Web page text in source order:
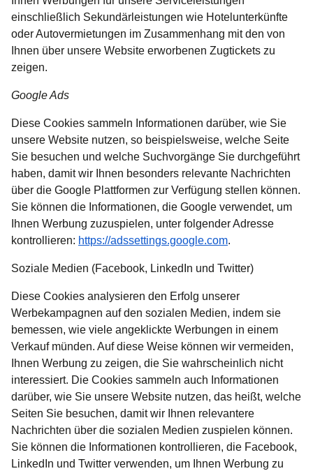
einschließlich Sekundärleistungen wie Hotelunterkünfte
oder Autovermietungen im Zusammenhang mit den von
Ihnen über unsere Website erworbenen Zugtickets zu
zeigen.
Google Ads
Diese Cookies sammeln Informationen darüber, wie Sie
unsere Website nutzen, so beispielsweise, welche Seite
Sie besuchen und welche Suchvorgänge Sie durchgeführt
haben, damit wir Ihnen besonders relevante Nachrichten
über die Google Plattformen zur Verfügung stellen können.
Sie können die Informationen, die Google verwendet, um
Ihnen Werbung zuzuspielen, unter folgender Adresse
kontrollieren: https://adssettings.google.com(.
Soziale Medien (Facebook, LinkedIn und Twitter)
Diese Cookies analysieren den Erfolg unserer
Werbekampagnen auf den sozialen Medien, indem sie
bemessen, wie viele angeklickte Werbungen in einem
Verkauf münden. Auf diese Weise können wir vermeiden,
Ihnen Werbung zu zeigen, die Sie wahrscheinlich nicht
interessiert. Die Cookies sammeln auch Informationen
darüber, wie Sie unsere Website nutzen, das heißt, welche
Seiten Sie besuchen, damit wir Ihnen relevantere
Nachrichten über die sozialen Medien zuspielen können.
Sie können die Informationen kontrollieren, die Facebook,
LinkedIn und Twitter verwenden, um Ihnen Werbung zu